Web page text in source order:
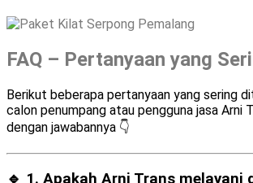
FAQ – Pertanyaan yang
Berikut beberapa pertanyaan yang sering
calon penumpang atau pengguna jasa Arni
dengan jawabannya 👇
🔹 1. Apakah Arni Trans melayani